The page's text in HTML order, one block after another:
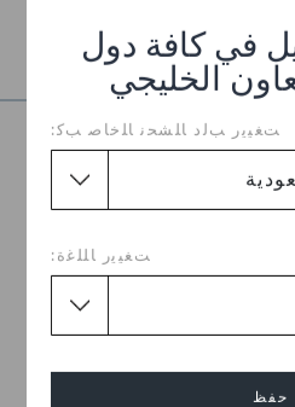
في كافة دول
الخليجي
ﺖﻐﻴﻳﺭ ﺐﻟﺩ ﺎﻠﺸﺤﻧ ﺎﻠﺧﺎﺻ ﺐﻛ:
ﺖﻐﻴﻳﺭ ﺎﻠﻠﻏﺓ:
حفظ
تفاصيل المنتج
الطلبيات المدفوعة مقدما
عملية الإرجاع المجانية لدينا تجعل